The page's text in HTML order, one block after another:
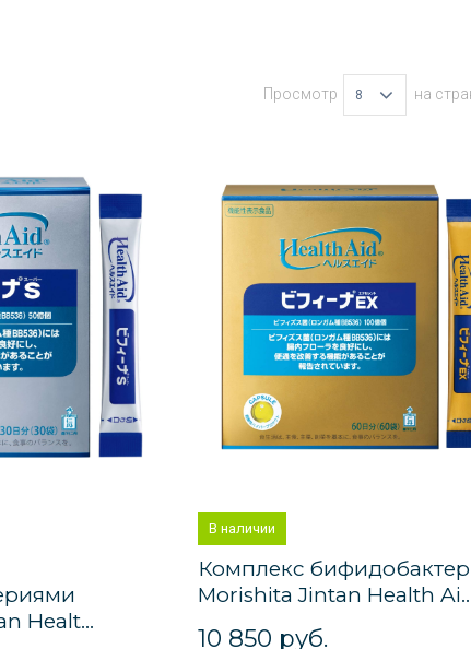
Просмотр 8 на
Healt...
В наличии
Комплекс
Morishita Jintan Health
10 850 руб.